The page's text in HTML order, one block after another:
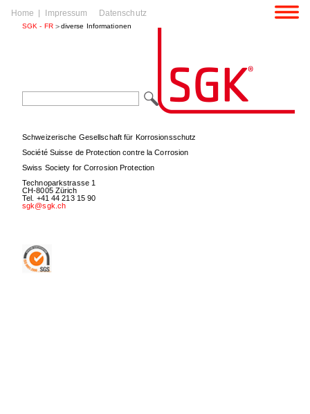
Aller
contenu
Home Impressum Datenschutz
SGK - FR diverse Informationen
Mots-
Schweizerische Gesellschaft für Korrosionsschutz
Société Suisse de Protection contre la Corrosion
Swiss Society for Corrosion Protection
Technoparkstrasse 1
CH-8005 Zürich
Tel. +41 44 213 15 90
sgk@sgk.ch